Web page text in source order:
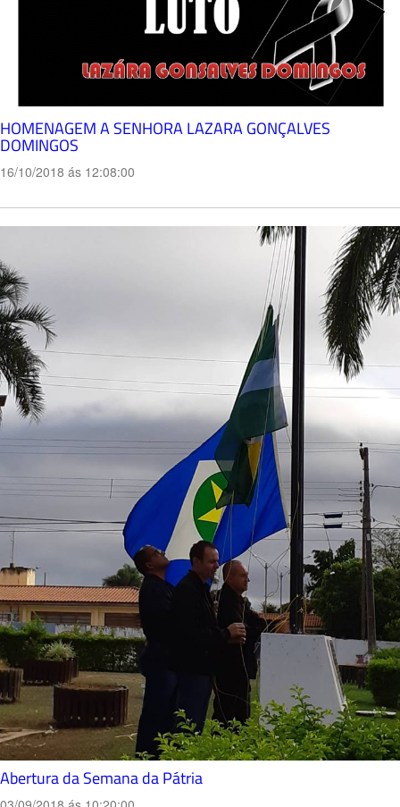
HOMENAGEM A SENHORA LAZARA GONÇALVES
DOMINGOS
16/10/2018 ás 12:08:00
Abertura da Semana da Pátria